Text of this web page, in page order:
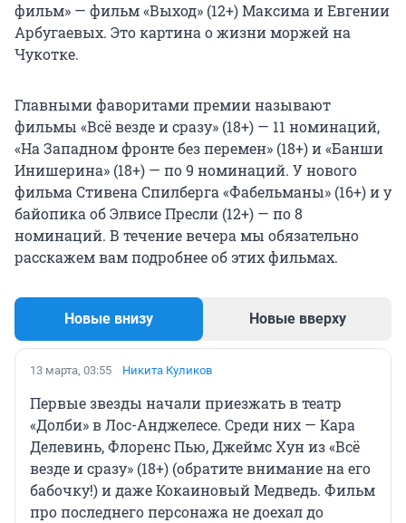
фильм» — фильм «Выход» (12+) Максима и Евгении
Арбугаевых. Это картина о жизни моржей на
Чукотке.
Главными фаворитами премии называют
фильмы «Всё везде и сразу» (18+) — 11 номинаций,
«На Западном фронте без перемен» (18+) и «Банши
Инишерина» (18+) — по 9 номинаций. У нового
фильма Стивена Спилберга «Фабельманы» (16+) и у
байопика об Элвисе Пресли (12+) — по 8
номинаций. В течение вечера мы обязательно
расскажем вам подробнее об этих фильмах.
Новые внизу Новые вверху
13 марта, 03:55 Никита Куликов
Первые звезды начали приезжать в театр
«Долби» в Лос-Анджелесе. Среди них — Кара
Делевинь, Флоренс Пью, Джеймс Хун из «Всё
везде и сразу» (18+) (обратите внимание на его
бабочку!) и даже Кокаиновый Медведь. Фильм
про последнего персонажа не доехал до